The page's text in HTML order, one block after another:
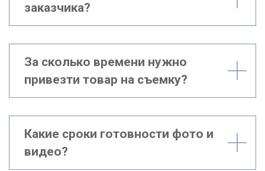
заказчика?
За сколько времени нужно
привезти товар на съемку?
Какие сроки готовности фото и
видео?